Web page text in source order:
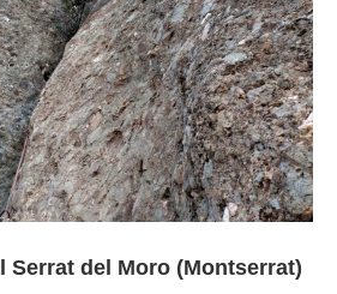
Serrat del Moro (Montserrat)